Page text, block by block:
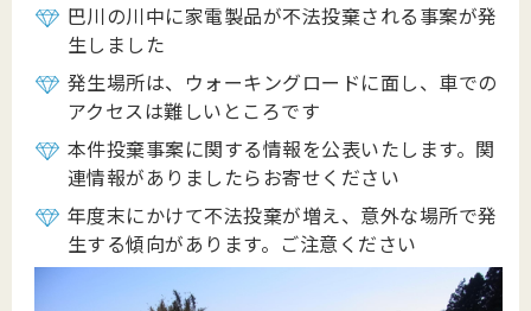
巴川の川中に家電製品が不法投棄される事案が発
生しました
発生場所は、ウォーキングロードに面し、車での
アクセスは難しいところです
本件投棄事案に関する情報を公表いたします。関
連情報がありましたらお寄せください
年度末にかけて不法投棄が増え、意外な場所で発
生する傾向があります。ご注意ください